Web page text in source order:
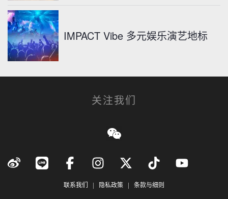
IMPACT Vibe 多元娱乐演艺地标
关注我们
联系我们 | 隐私政策 | 条款与细则